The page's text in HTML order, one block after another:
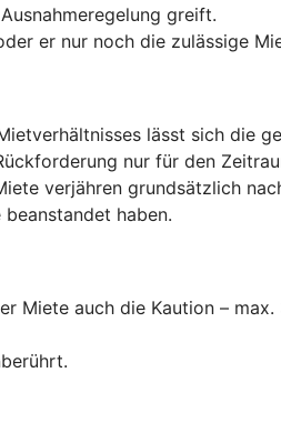
greift.
er nur noch die zulässige
lässt sich die
nur für den
verjähren grundsätzlich
haben.
Miete auch die Kaution –